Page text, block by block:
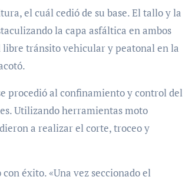
el cuál cedió de su base. El tallo y la
la capa asfáltica en ambos
tránsito vehicular y peatonal en la
procedió al confinamiento y control del
Utilizando herramientas moto
a realizar el corte, troceo y
éxito. «Una vez seccionado el